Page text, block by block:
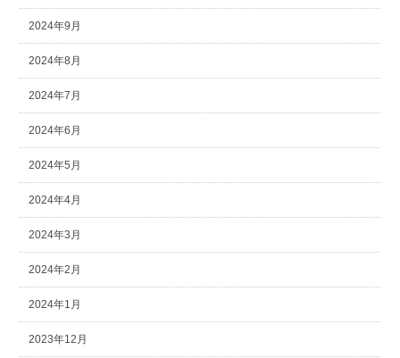
2024年9月
2024年8月
2024年7月
2024年6月
2024年5月
2024年4月
2024年3月
2024年2月
2024年1月
2023年12月